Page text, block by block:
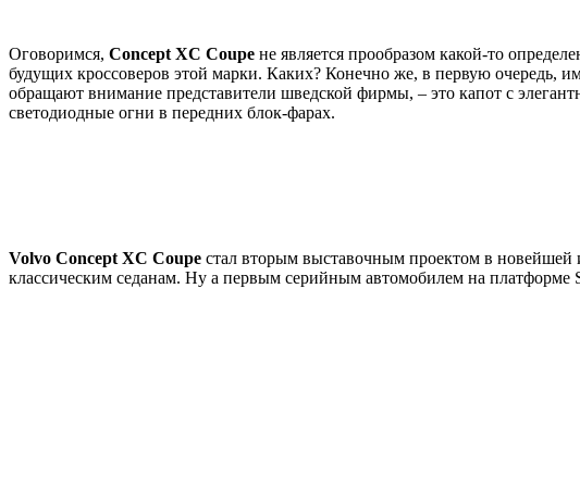
Оговоримся, Concept XC Coupe не является прообразом какой-то
будущих кроссоверов этой марки. Каких? Конечно же, в первую очередь,
обращают внимание представители шведской фирмы, – это капот с
светодиодные огни в передних блок-фарах.
Volvo Concept XC Coupe стал вторым выставочным проектом в новейшей
классическим седанам. Ну а первым серийным автомобилем на платформе